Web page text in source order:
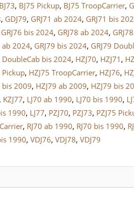
BJ73, BJ75 Pickup, BJ75 TroopCarrier,
, GDJ79, GRJ71 ab 2024, GRJ71 bis
GRJ76 bis 2024, GRJ78 ab 2024,
ab 2024, GRJ79 bis 2024, GRJ79
DoubleCab bis 2024, HZJ70, HZJ71 ,
Pickup, HZJ75 TroopCarrier, HZJ76,
bis 2009, HZJ79 ab 2009, HZJ79 bis
, KZJ77, LJ70 ab 1990, LJ70 bis 1990,
1990, LJ77, PZJ70, PZJ73, PZJ75
, RJ70 ab 1990, RJ70 bis 1990,
1990,VDJ76,VDJ78,VDJ79